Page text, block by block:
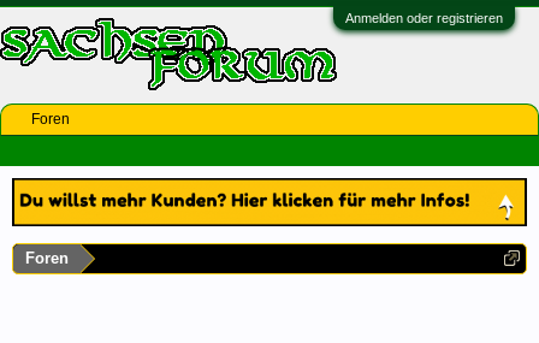
Anmelden oder registrieren
Foren
Foren